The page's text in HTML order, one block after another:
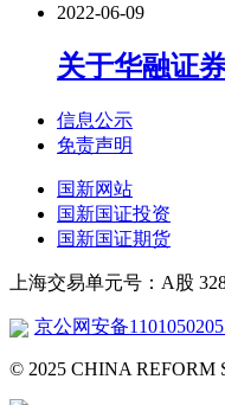
2022-06-09
关于华融证
信息公示
免责声明
国新网站
国新国证投资
国新国证期货
上海交易单元号：A股
京公网安备
© 2025 CHINA REFORM